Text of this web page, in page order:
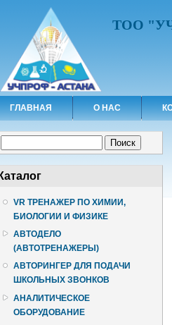
ТОО
ГЛАВНАЯ О НАС
Каталог
VR ТРЕНАЖЕР ПО ХИМИИ,
БИОЛОГИИ И ФИЗИКЕ
АВТОДЕЛО
(АВТОТРЕНАЖЕРЫ)
АВТОРИНГЕР ДЛЯ ПОДАЧИ
ШКОЛЬНЫХ ЗВОНКОВ
АНАЛИТИЧЕСКОЕ
ОБОРУДОВАНИЕ